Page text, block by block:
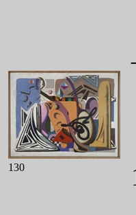
130